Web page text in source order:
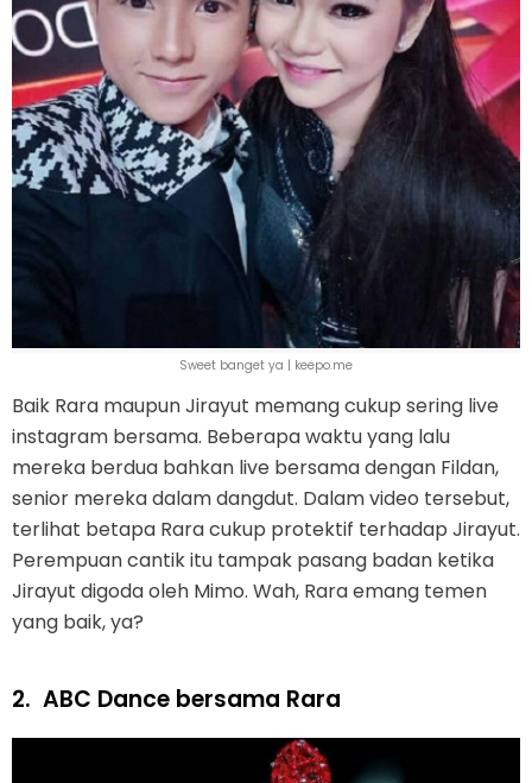
Sweet banget ya | keepo.me
Baik Rara maupun Jirayut memang cukup sering live
instagram bersama. Beberapa waktu yang lalu
mereka berdua bahkan live bersama dengan Fildan,
senior mereka dalam dangdut. Dalam video tersebut,
terlihat betapa Rara cukup protektif terhadap Jirayut.
Perempuan cantik itu tampak pasang badan ketika
Jirayut digoda oleh Mimo. Wah, Rara emang temen
yang baik, ya?
2. ABC Dance bersama Rara